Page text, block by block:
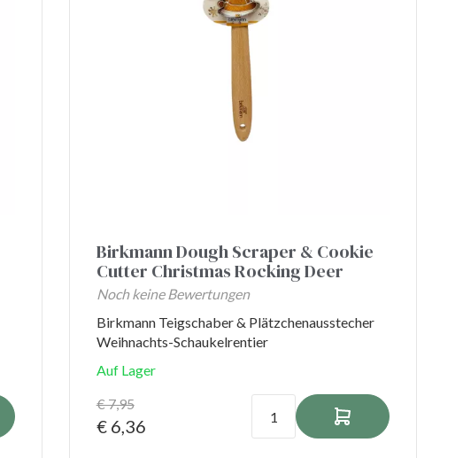
Birkmann Dough Scraper & Cookie
Cutter Christmas Rocking Deer
Noch keine Bewertungen
Birkmann Teigschaber & Plätzchenausstecher
Weihnachts-Schaukelrentier
Auf Lager
€ 7,95
€ 6,36